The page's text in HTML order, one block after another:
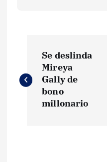
a
Se deslinda
Mireya
Gally de
bono
millonario